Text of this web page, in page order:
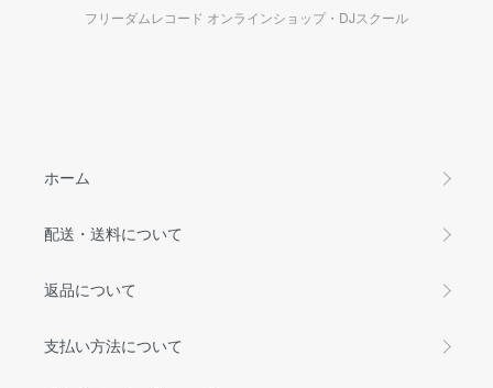
フリーダムレコード オンラインショップ・DJスクール
ホーム
配送・送料について
返品について
支払い方法について